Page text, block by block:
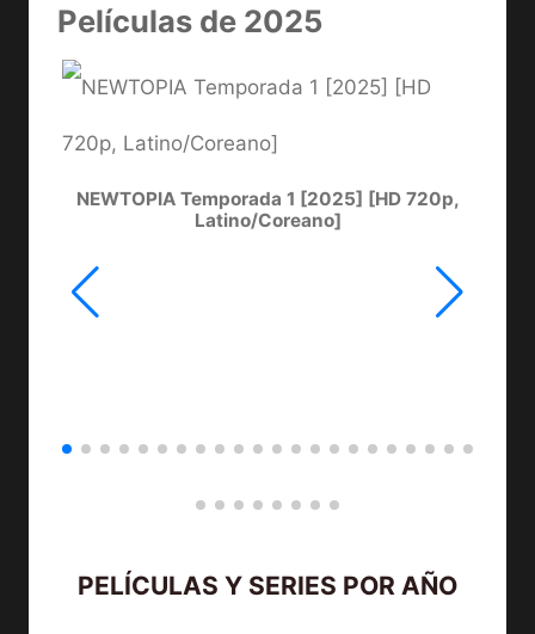
Películas de 2025
NEWTOPIA Temporada 1 [2025] [HD 720p,
Latino/Coreano]
PELÍCULAS Y SERIES POR AÑO